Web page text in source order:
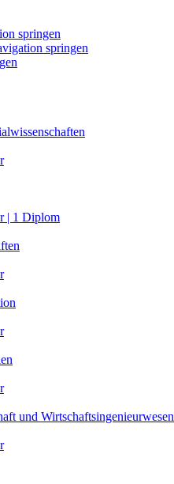
springen
springen
| 1 Diplom
und Wirtschaftsingenieurwesen